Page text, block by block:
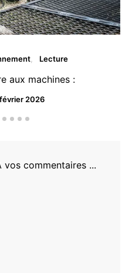
Lecture
aux machines :
2026
vos commentaires ...